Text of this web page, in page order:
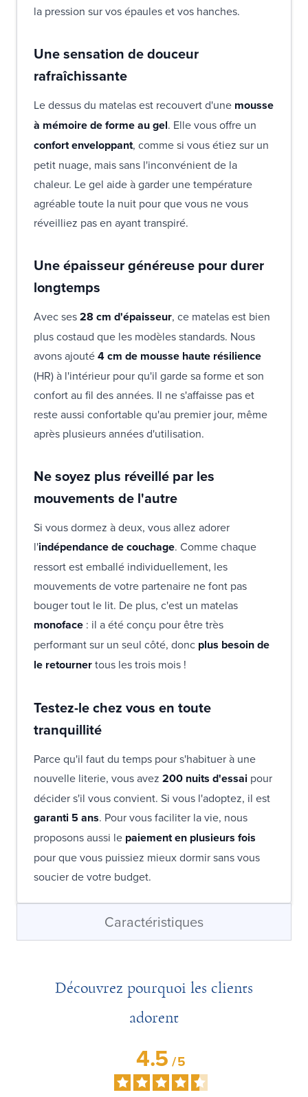
la pression sur vos épaules et vos hanches.
Une sensation de douceur
rafraîchissante
Le dessus du matelas est recouvert d'une mousse
à mémoire de forme au gel. Elle vous offre un
confort enveloppant, comme si vous étiez sur un
petit nuage, mais sans l'inconvénient de la
chaleur. Le gel aide à garder une température
agréable toute la nuit pour que vous ne vous
réveilliez pas en ayant transpiré.
Une épaisseur généreuse pour durer
longtemps
Avec ses28 cm d'épaisseur, ce matelas est bien
plus costaud que les modèles standards. Nous
avons ajouté4 cm de mousse haute résilience
(HR) à l'intérieur pour qu'il garde sa forme et son
confort au fil des années. Il ne s'affaisse pas et
reste aussi confortable qu'au premier jour, même
après plusieurs années d'utilisation.
Ne soyez plus réveillé par les
mouvements de l'autre
Si vous dormez à deux, vous allez adorer
l'indépendance de couchage. Comme chaque
ressort est emballé individuellement, les
mouvements de votre partenaire ne font pas
bouger tout le lit. De plus, c'est un matelas
monoface : il a été conçu pour être très
performant sur un seul côté, donc plus besoin de
le retournertous les trois mois !
Testez-le chez vous en toute
tranquillité
Parce qu'il faut du temps pour s'habituer à une
nouvelle literie, vous avez 200 nuits d'essai pour
décider s'il vous convient. Si vous l'adoptez, il est
garanti 5 ans. Pour vous faciliter la vie, nous
proposons aussi le paiement en plusieurs fois
pour que vous puissiez mieux dormir sans vous
soucier de votre budget.
Caractéristiques
Découvrez pourquoi les clients
adorent
4.5/5